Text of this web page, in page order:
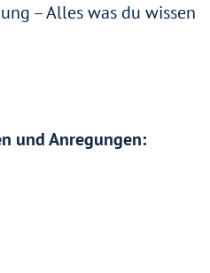
– Alles was du wissen
und Anregungen: